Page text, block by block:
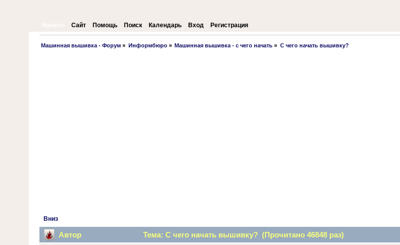
Сайт Помощь Поиск Календарь Вход Регистрация
Машинная вышивка - Форум » Информбюро» Машинная вышивка - с чего начать » С чего начать вышивку?
Вниз
Автор Тема: С чего начать вышивку? (Прочитано 46848 раз)